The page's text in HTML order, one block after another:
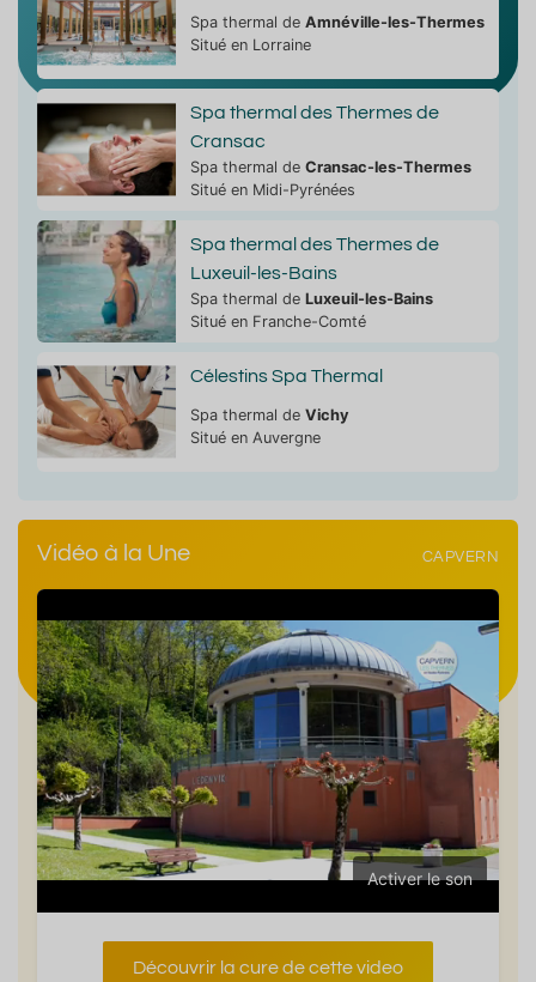
Spa thermal de Amnéville-les-Thermes
Situé en Lorraine
Spa thermal des Thermes de
Cransac
Spa thermal de Cransac-les-Thermes
Situé en Midi-Pyrénées
Spa thermal des Thermes de
Luxeuil-les-Bains
Spa thermal de Luxeuil-les-Bains
Situé en Franche-Comté
Célestins Spa Thermal
Spa thermal de Vichy
Situé en Auvergne
Vidéo à la Une CAPVERN
Activer le son
Découvrir la cure de cette video